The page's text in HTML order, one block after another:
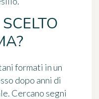
formati in un
dopo anni di
Cercano segni